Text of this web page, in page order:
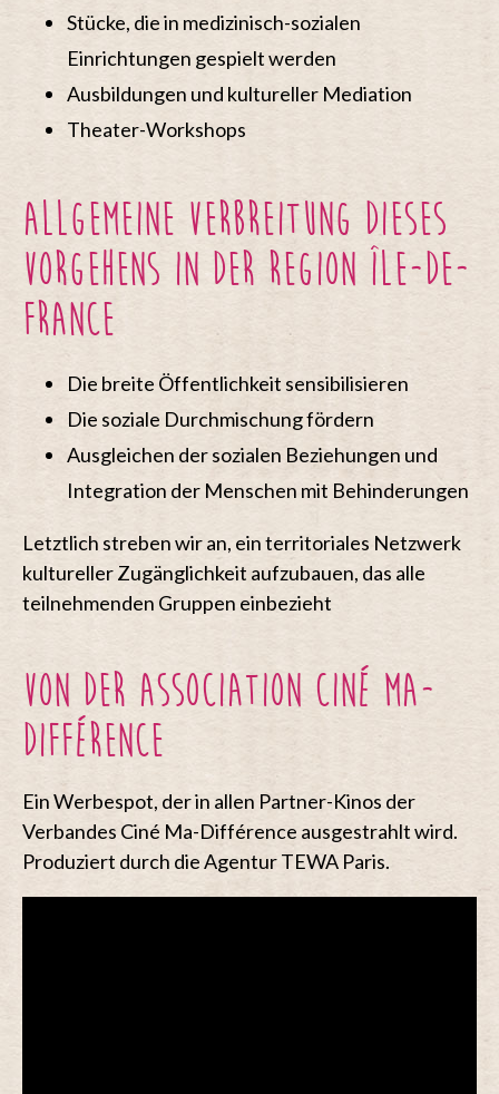
Stücke, die in medizinisch-sozialen
Einrichtungen gespielt werden
Ausbildungen und kultureller Mediation
Theater-Workshops
Allgemeine Verbreitung dieses
Vorgehens in der Region Île-de-
France
Die breite Öffentlichkeit sensibilisieren
Die soziale Durchmischung fördern
Ausgleichen der sozialen Beziehungen und
Integration der Menschen mit Behinderungen
Letztlich streben wir an, ein territoriales Netzwerk
kultureller Zugänglichkeit aufzubauen, das alle
teilnehmenden Gruppen einbezieht
Von der Association Ciné Ma-
Différence
Ein Werbespot, der in allen Partner-Kinos der
Verbandes Ciné Ma-Différence ausgestrahlt wird.
Produziert durch die Agentur TEWA Paris.